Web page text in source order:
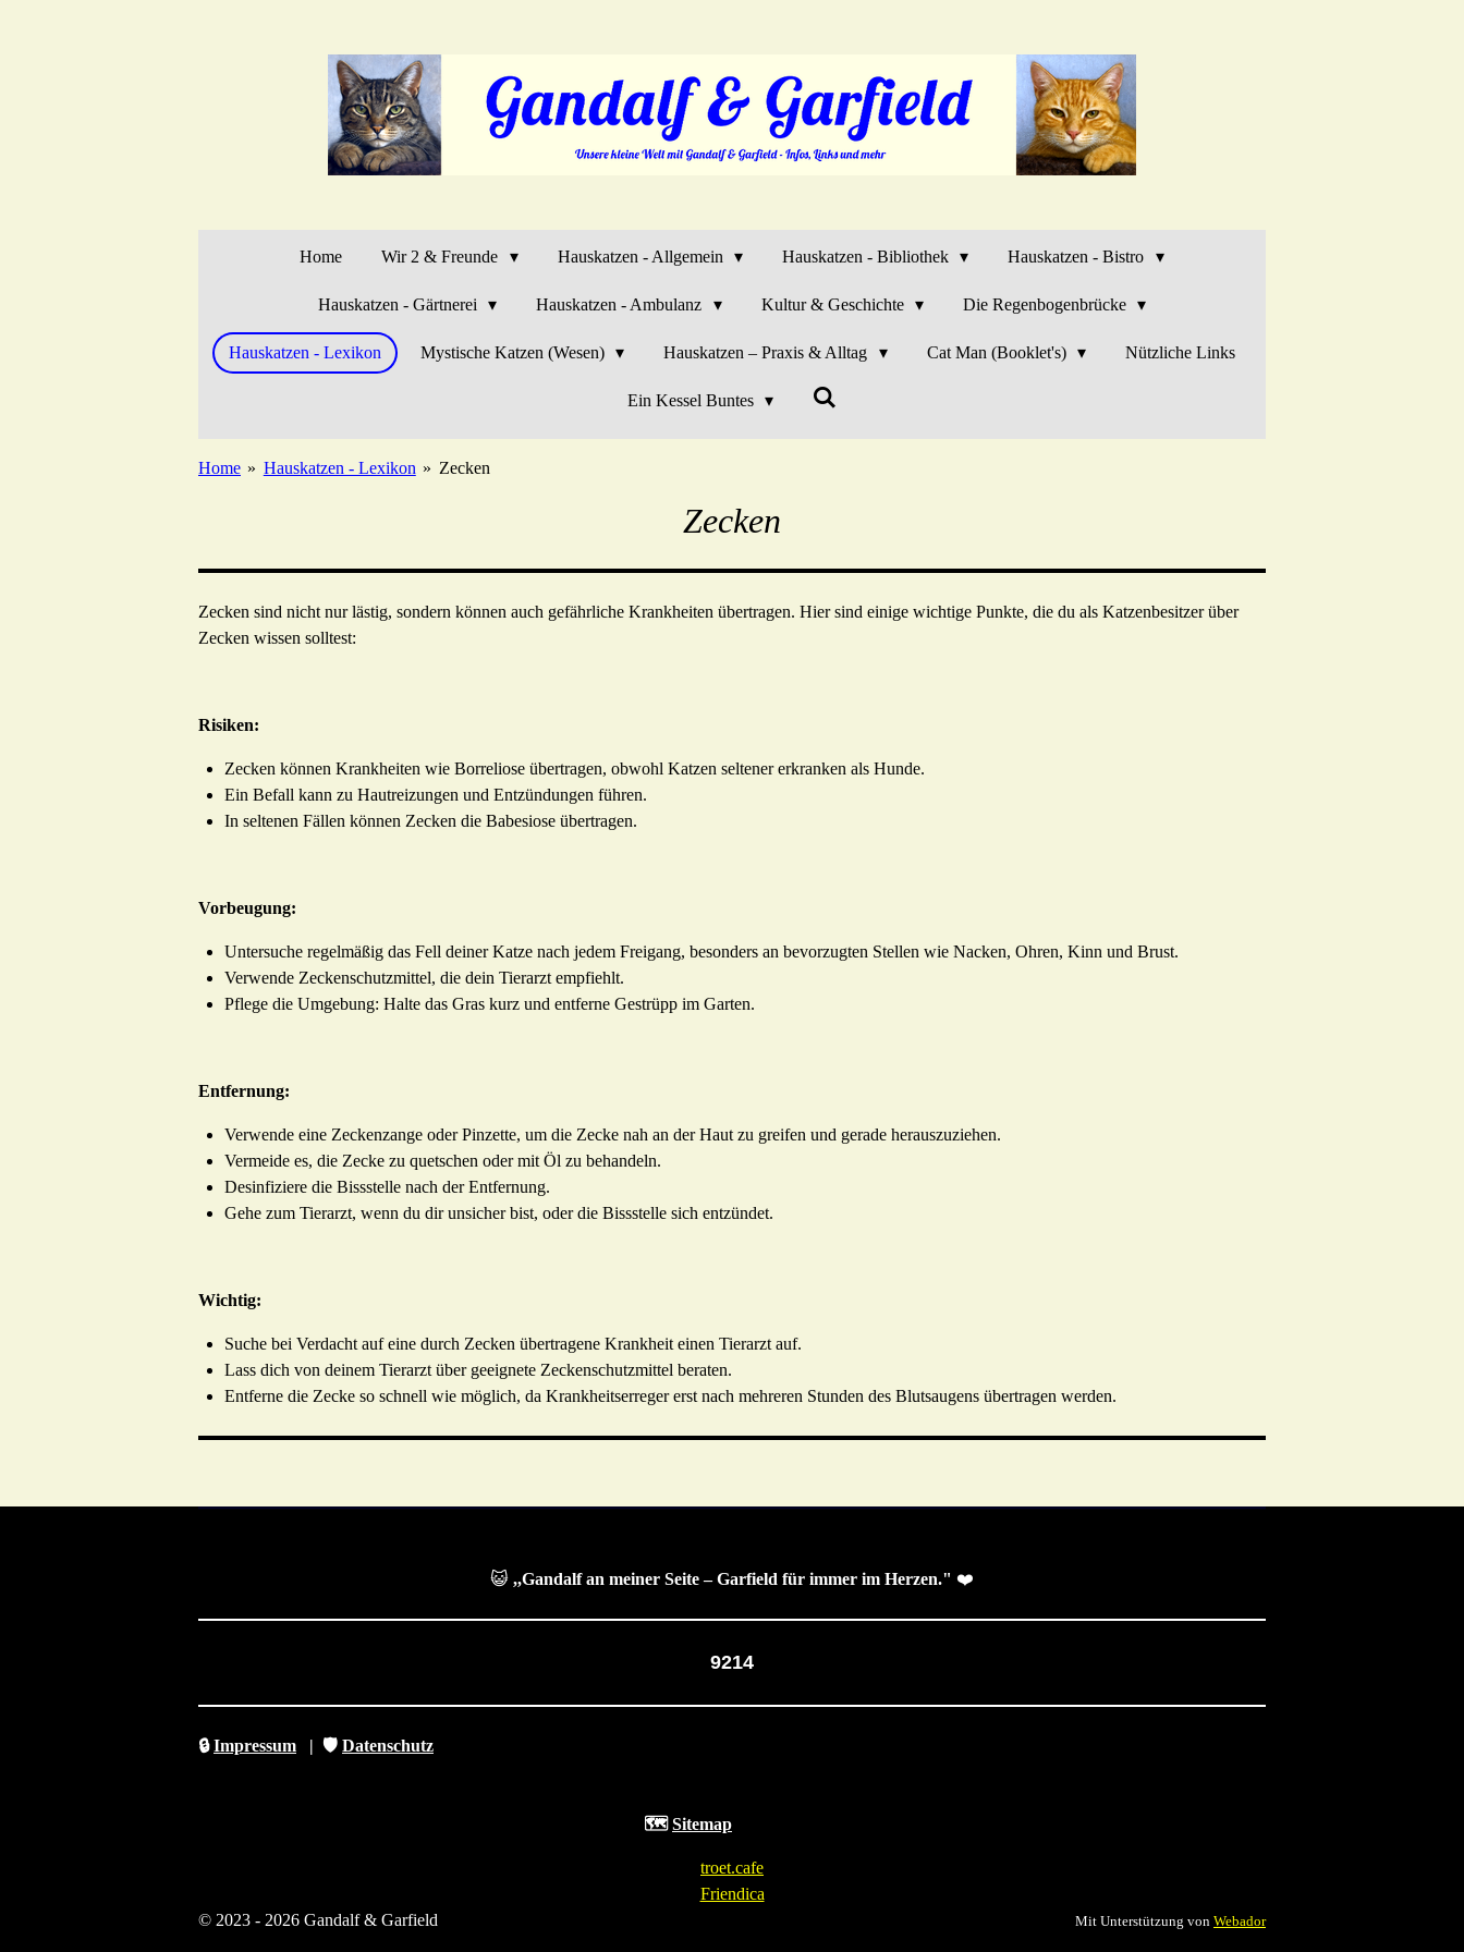
Home Wir 2 & Freunde Hauskatzen - Allgemein Hauskatzen - Bibliothek Hauskatzen - Bistro
Hauskatzen - Gärtnerei Hauskatzen - Ambulanz Kultur & Geschichte Die Regenbogenbrücke
Hauskatzen - Lexikon Mystische Katzen (Wesen) Hauskatzen – Praxis & Alltag Cat Man (Booklet's) Nützliche Links
Ein Kessel Buntes
Home » Hauskatzen - Lexikon » Zecken
Zecken
Zecken sind nicht nur lästig, sondern können auch gefährliche Krankheiten übertragen. Hier sind einige wichtige Punkte, die du als Katzenbesitzer über
Zecken wissen solltest:
Risiken:
Zecken können Krankheiten wie Borreliose übertragen, obwohl Katzen seltener erkranken als Hunde.
Ein Befall kann zu Hautreizungen und Entzündungen führen.
In seltenen Fällen können Zecken die Babesiose übertragen.
Vorbeugung:
Untersuche regelmäßig das Fell deiner Katze nach jedem Freigang, besonders an bevorzugten Stellen wie Nacken, Ohren, Kinn und Brust.
Verwende Zeckenschutzmittel, die dein Tierarzt empfiehlt.
Pflege die Umgebung: Halte das Gras kurz und entferne Gestrüpp im Garten.
Entfernung:
Verwende eine Zeckenzange oder Pinzette, um die Zecke nah an der Haut zu greifen und gerade herauszuziehen.
Vermeide es, die Zecke zu quetschen oder mit Öl zu behandeln.
Desinfiziere die Bissstelle nach der Entfernung.
Gehe zum Tierarzt, wenn du dir unsicher bist, oder die Bissstelle sich entzündet.
Wichtig:
Suche bei Verdacht auf eine durch Zecken übertragene Krankheit einen Tierarzt auf.
Lass dich von deinem Tierarzt über geeignete Zeckenschutzmittel beraten.
Entferne die Zecke so schnell wie möglich, da Krankheitserreger erst nach mehreren Stunden des Blutsaugens übertragen werden.
😺 ,,Gandalf an meiner Seite – Garfield für immer im Herzen." ❤️
9214
🔒Impressum | 🛡️ Datenschutz
🗺️ Sitemap
troet.cafe
Friendica
© 2023 - 2026 Gandalf & Garfield
Mit Unterstützung von Webador